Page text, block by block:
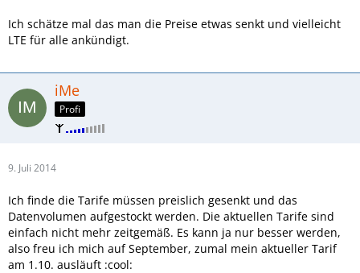
Ich schätze mal das man die Preise etwas senkt und vielleicht
LTE für alle ankündigt.
iMe
Profi
9. Juli 2014
Ich finde die Tarife müssen preislich gesenkt und das
Datenvolumen aufgestockt werden. Die aktuellen Tarife sind
einfach nicht mehr zeitgemäß. Es kann ja nur besser werden,
also freu ich mich auf September, zumal mein aktueller Tarif
am 1.10. ausläuft :cool: